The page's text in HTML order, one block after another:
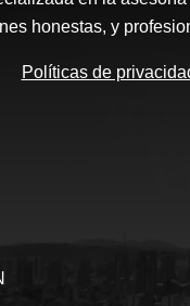
honestas, y
Políticas de